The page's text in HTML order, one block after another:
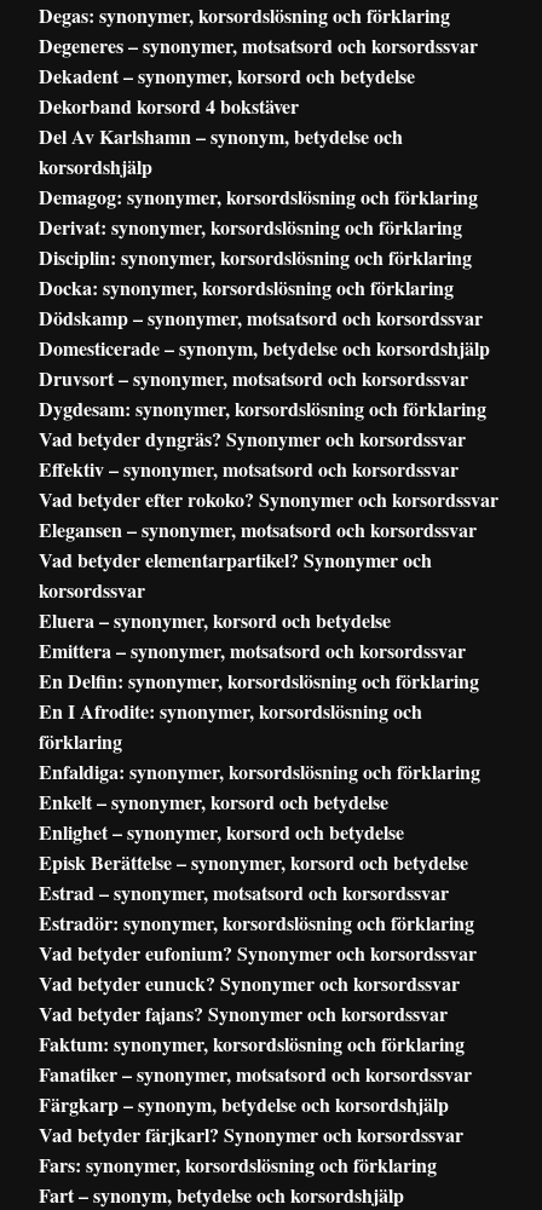
Degas: synonymer, korsordslösning och förklaring
Degeneres – synonymer, motsatsord och korsordssvar
Dekadent – synonymer, korsord och betydelse
Dekorband korsord 4 bokstäver
Del Av Karlshamn – synonym, betydelse och
korsordshjälp
Demagog: synonymer, korsordslösning och förklaring
Derivat: synonymer, korsordslösning och förklaring
Disciplin: synonymer, korsordslösning och förklaring
Docka: synonymer, korsordslösning och förklaring
Dödskamp – synonymer, motsatsord och korsordssvar
Domesticerade – synonym, betydelse och korsordshjälp
Druvsort – synonymer, motsatsord och korsordssvar
Dygdesam: synonymer, korsordslösning och förklaring
Vad betyder dyngräs? Synonymer och korsordssvar
Effektiv – synonymer, motsatsord och korsordssvar
Vad betyder efter rokoko? Synonymer och korsordssvar
Elegansen – synonymer, motsatsord och korsordssvar
Vad betyder elementarpartikel? Synonymer och
korsordssvar
Eluera – synonymer, korsord och betydelse
Emittera – synonymer, motsatsord och korsordssvar
En Delfin: synonymer, korsordslösning och förklaring
En I Afrodite: synonymer, korsordslösning och
förklaring
Enfaldiga: synonymer, korsordslösning och förklaring
Enkelt – synonymer, korsord och betydelse
Enlighet – synonymer, korsord och betydelse
Episk Berättelse – synonymer, korsord och betydelse
Estrad – synonymer, motsatsord och korsordssvar
Estradör: synonymer, korsordslösning och förklaring
Vad betyder eufonium? Synonymer och korsordssvar
Vad betyder eunuck? Synonymer och korsordssvar
Vad betyder fajans? Synonymer och korsordssvar
Faktum: synonymer, korsordslösning och förklaring
Fanatiker – synonymer, motsatsord och korsordssvar
Färgkarp – synonym, betydelse och korsordshjälp
Vad betyder färjkarl? Synonymer och korsordssvar
Fars: synonymer, korsordslösning och förklaring
Fart – synonym, betydelse och korsordshjälp